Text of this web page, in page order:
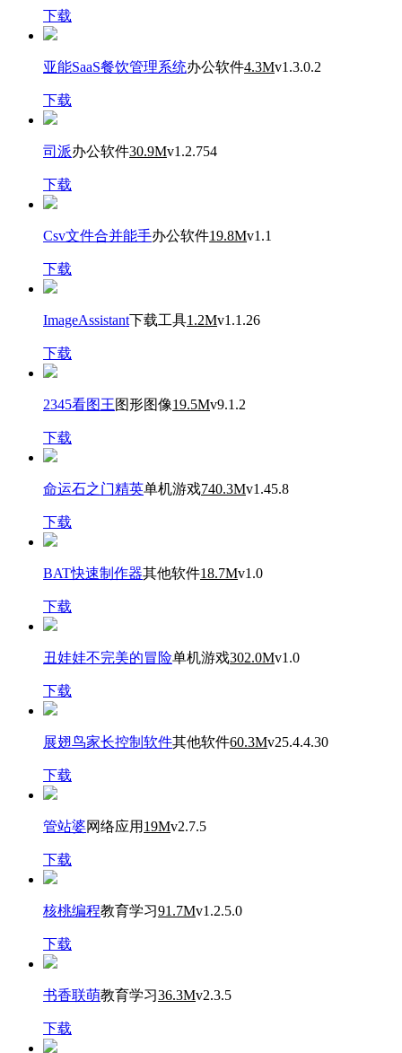
下载
亚能SaaS餐饮管理系统办公软件4.3Mv1.3.0.2
下载
司派办公软件30.9Mv1.2.754
下载
Csv文件合并能手办公软件19.8Mv1.1
下载
ImageAssistant下载工具1.2Mv1.1.26
下载
2345看图王图形图像19.5Mv9.1.2
下载
命运石之门精英单机游戏740.3Mv1.45.8
下载
BAT快速制作器其他软件18.7Mv1.0
下载
丑娃娃不完美的冒险单机游戏302.0Mv1.0
下载
展翅鸟家长控制软件其他软件60.3Mv25.4.4.30
下载
管站婆网络应用 19Mv2.7.5
下载
核桃编程教育学习91.7Mv1.2.5.0
下载
书香联萌教育学习36.3Mv2.3.5
下载